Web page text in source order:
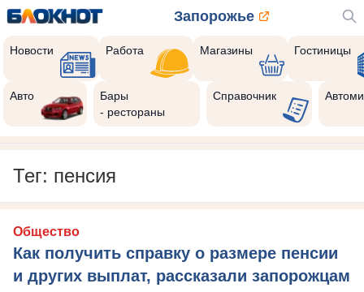
Запорожье
Новости Работа Магазины Гостиницы
Авто
Бары
- рестораны
Справочник
Тег: пенсия
Общество
Как получить справку о размере пенсии
и других выплат, рассказали запорожцам